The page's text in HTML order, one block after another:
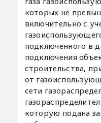
которых не
включительно с
подключенного в
подключения
строительства,
от
сети
которую подана